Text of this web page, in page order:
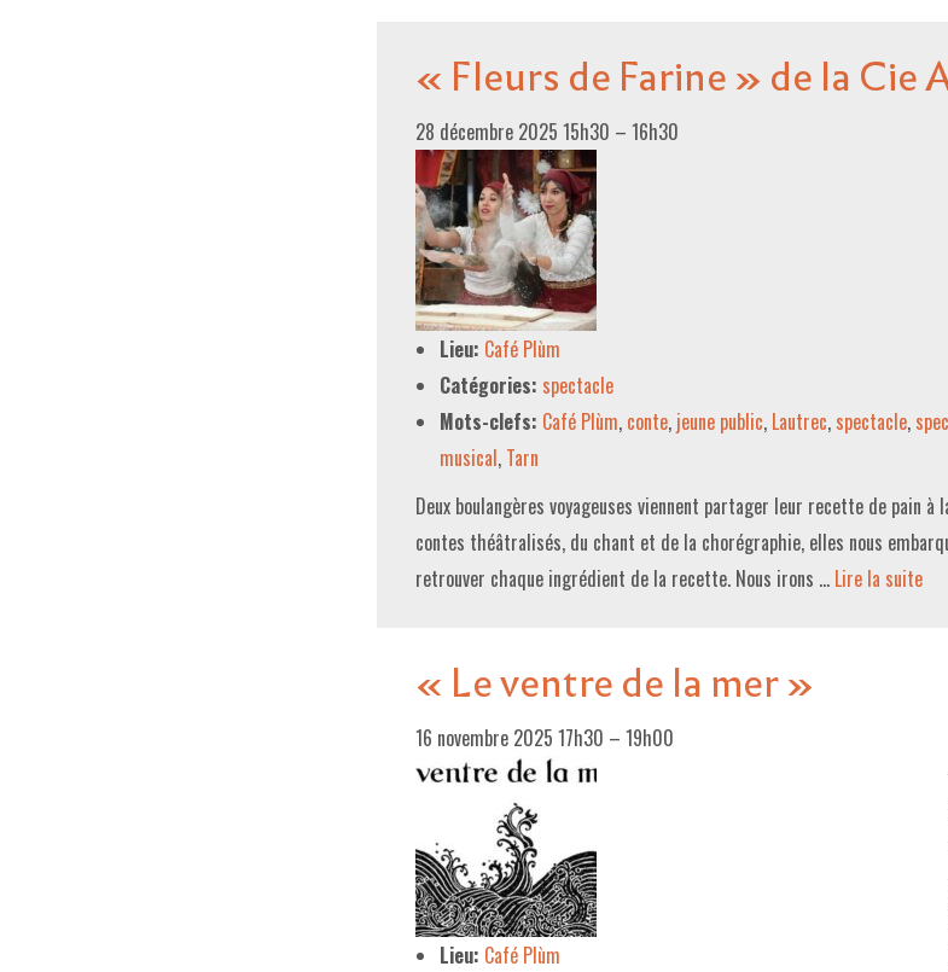
« Fleurs de Farine » de la Cie
28 décembre 2025 15h30 – 16h30
Lieu: Café Plùm
Catégories: spectacle
Mots-clefs: Café Plùm, conte, jeune public, Lautrec, spectacle,
musical, Tarn
Deux boulangères voyageuses viennent partager leur recette de pain
contes théâtralisés, du chant et de la chorégraphie, elles nous
retrouver chaque ingrédient de la recette. Nous irons … Lire la suite­­
« Le ventre de la mer »
16 novembre 2025 17h30 – 19h00
Lieu: Café Plùm